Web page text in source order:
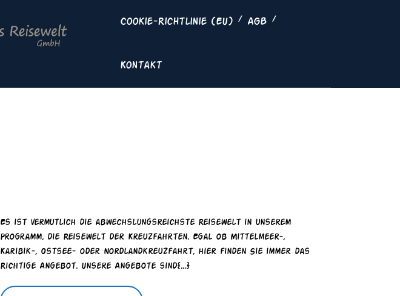
Cookie-Richtlinie (EU) AGB
Kontakt
Es ist vermutlich die abwechslungsreichste Reisewelt in unserem
Programm, die Reisewelt der Kreuzfahrten. Egal ob Mittelmeer-,
Karibik-, Ostsee- oder Nordlandkreuzfahrt, hier finden Sie immer das
Richtige Angebot. Unsere Angebote sind{...}